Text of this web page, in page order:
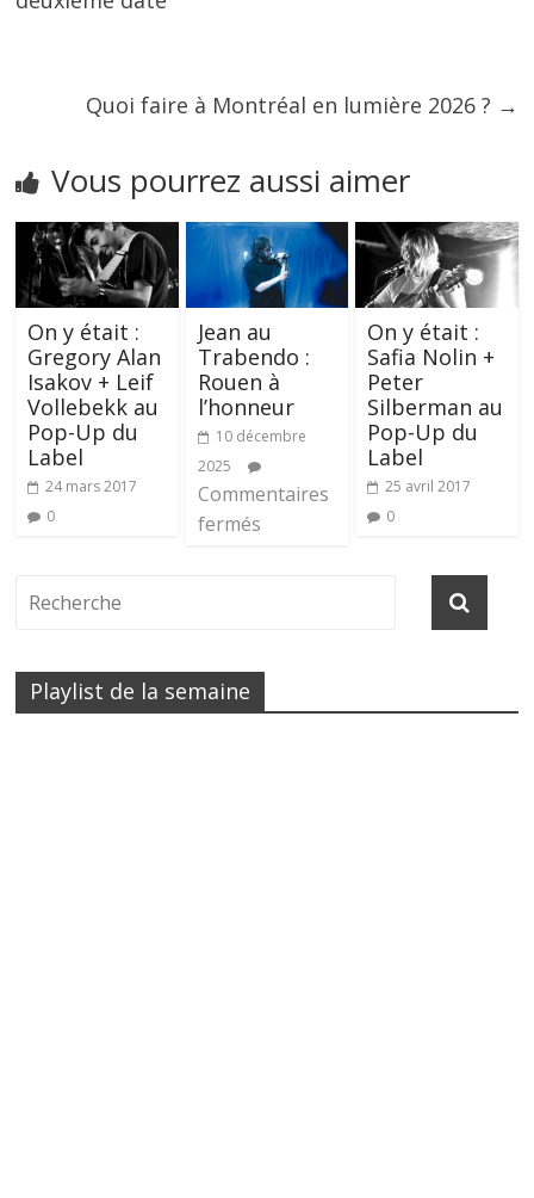
Quoi faire à Montréal en lumière 2026 ? →
Vous pourrez aussi aimer
On y était :
Gregory Alan
Isakov + Leif
Vollebekk au
Pop-Up du
Label
24 mars 2017
0
Jean au
Trabendo :
Rouen à
l’honneur
10 décembre
2025
Commentaires
fermés
On y était :
Safia Nolin +
Peter
Silberman au
Pop-Up du
Label
25 avril 2017
0
Playlist de la semaine